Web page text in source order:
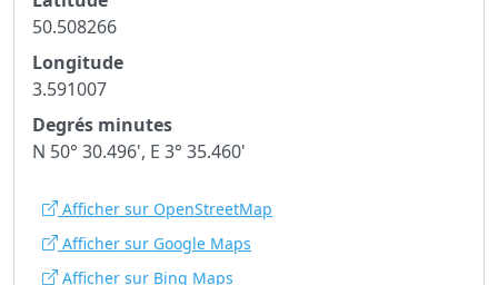
50.508266
Longitude
3.591007
Degrés minutes
N 50° 30.496', E 3° 35.460'
Afficher sur OpenStreetMap
Afficher sur Google Maps
Afficher sur Bing Maps